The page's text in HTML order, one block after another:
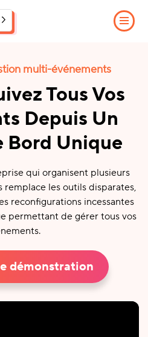
multi-événements
Tous Vos
Depuis Un
Bord Unique
qui organisent plusieurs
remplace les outils disparates,
reconfigurations incessantes
permettant de gérer tous vos
démonstration